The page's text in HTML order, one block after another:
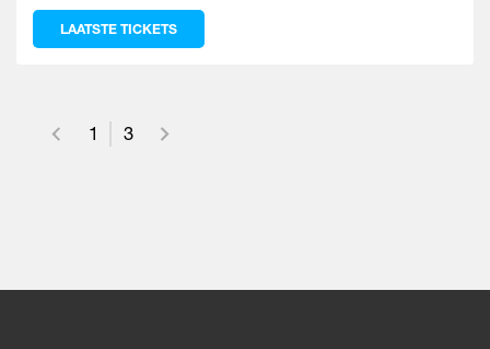
LAATSTE TICKETS
1 3